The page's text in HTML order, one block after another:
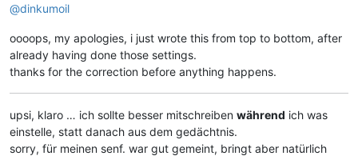
@dinkumoil
oooops, my apologies, i just wrote this from top to bottom, after
already having done those settings.
thanks for the correction before anything happens.
upsi, klaro … ich sollte besser mitschreiben während ich was
einstelle, statt danach aus dem gedächtnis.
sorry, für meinen senf. war gut gemeint, bringt aber natürlich